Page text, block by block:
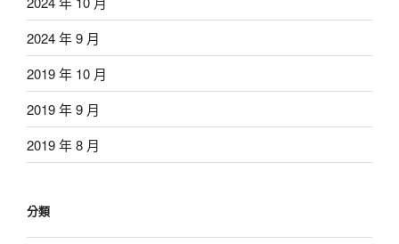
2024 年 9 月
2019 年 10 月
2019 年 9 月
2019 年 8 月
分類